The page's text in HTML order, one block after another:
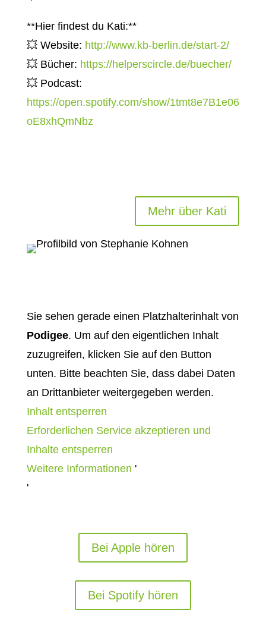
**Hier findest du Kati:**
💥 Website: http://www.kb-berlin.de/start-2/
💥 Bücher: https://helperscircle.de/buecher/
💥 Podcast:
https://open.spotify.com/show/1tmt8e7B1e06
oE8xhQmNbz
Mehr über Kati
Sie sehen gerade einen Platzhalterinhalt von
Podigee. Um auf den eigentlichen Inhalt
zuzugreifen, klicken Sie auf den Button
unten. Bitte beachten Sie, dass dabei Daten
an Drittanbieter weitergegeben werden.
Inhalt entsperren
Erforderlichen Service akzeptieren und
Inhalte entsperren
Weitere Informationen '
'
Bei Apple hören
Bei Spotify hören